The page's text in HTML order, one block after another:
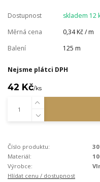
Dostupnost
skladem 12
Měrná cena
0,34 Kč / m
Balení
125 m
Nejsme plátci DPH
42 Kč/ks
Číslo produktu:
Materiál:
Výrobce:
Hlídat cenu / dostupnost